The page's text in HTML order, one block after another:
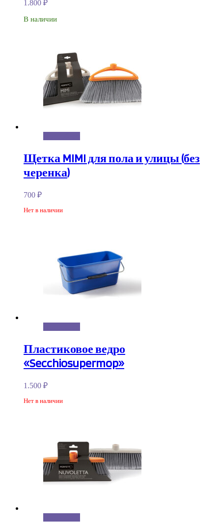
1.800 ₽
В наличии
Щетка MIMI для пола и улицы (без
черенка)
700 ₽
Нет в наличии
Пластиковое ведро
«Secchiosupermop»
1.500 ₽
Нет в наличии